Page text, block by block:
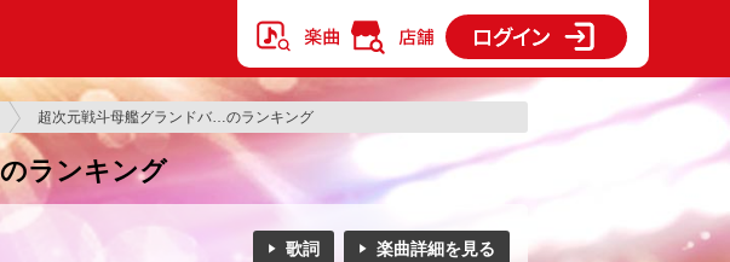
超次元戦斗母艦グランドバ…のランキング
ランキング
歌詞 楽曲詳細を見る